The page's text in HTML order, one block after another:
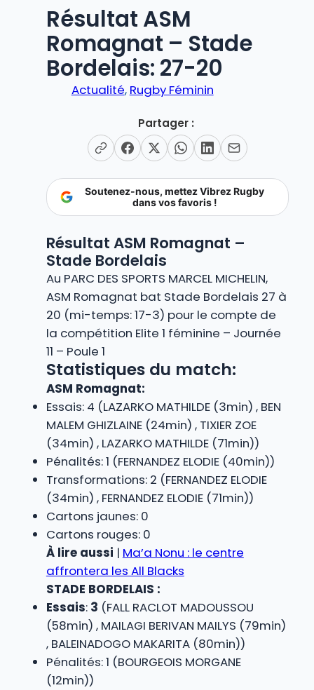
Résultat ASM
Romagnat – Stade
Bordelais: 27-20
Actualité, Rugby Féminin
Partager :
Soutenez-nous, mettez Vibrez Rugby
dans vos favoris !
Résultat ASM Romagnat –
Stade Bordelais
Au PARC DES SPORTS MARCEL MICHELIN,
ASM Romagnat bat Stade Bordelais 27 à
20 (mi-temps: 17-3) pour le compte de
la compétition Elite 1 féminine – Journée
11 – Poule 1
Statistiques du match:
ASM Romagnat:
Essais: 4 (LAZARKO MATHILDE (3min) , BEN
MALEM GHIZLAINE (24min) , TIXIER ZOE
(34min) , LAZARKO MATHILDE (71min))
Pénalités: 1 (FERNANDEZ ELODIE (40min))
Transformations: 2 (FERNANDEZ ELODIE
(34min) , FERNANDEZ ELODIE (71min))
Cartons jaunes: 0
Cartons rouges: 0
À lire aussi | Ma’a Nonu : le centre
affrontera les All Blacks
STADE BORDELAIS :
Essais: 3 (FALL RACLOT MADOUSSOU
(58min) , MAILAGI BERIVAN MAILYS (79min)
, BALEINADOGO MAKARITA (80min))
Pénalités: 1 (BOURGEOIS MORGANE
(12min))